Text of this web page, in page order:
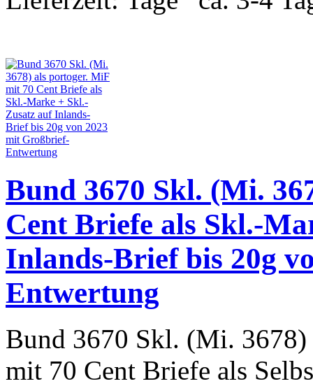
Bund 3670 Skl. (Mi.
Cent Briefe als Skl.-
Inlands-Brief bis 20g
Entwertung
Bund 3670 Skl. (Mi. 3678)
mit 70 Cent Briefe als